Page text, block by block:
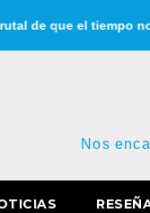
tiempo no espera
Nos